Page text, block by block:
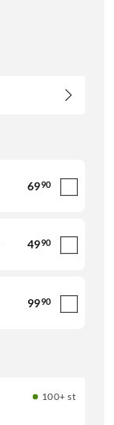
6990
4990
9990
100+ st